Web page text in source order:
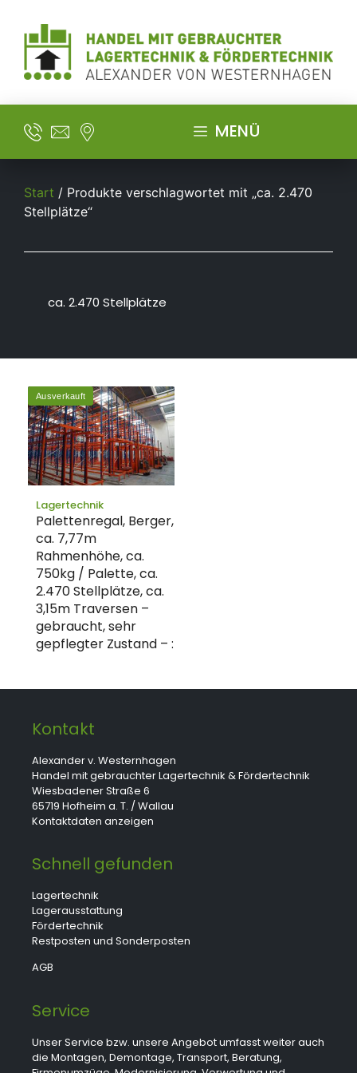
MENÜ
Start / Produkte verschlagwortet mit „ca. 2.470
Stellplätze“
ca. 2.470 Stellplätze
Ausverkauft
Lagertechnik
Palettenregal, Berger,
ca. 7,77m
Rahmenhöhe, ca.
750kg / Palette, ca.
2.470 Stellplätze, ca.
3,15m Traversen –
gebraucht, sehr
gepflegter Zustand – :
Kontakt
Alexander v. Westernhagen
Handel mit gebrauchter Lagertechnik & Fördertechnik
Wiesbadener Straße 6
65719 Hofheim a. T. / Wallau
Kontaktdaten anzeigen
Schnell gefunden
Lagertechnik
Lagerausstattung
Fördertechnik
Restposten und Sonderposten
AGB
Service
Unser Service bzw. unsere Angebot umfasst weiter auch
die Montagen, Demontage, Transport, Beratung,